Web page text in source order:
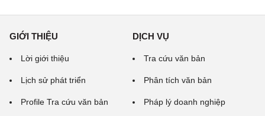
GIỚI THIỆU
Lời giới thiệu
Lịch sử phát triển
Profile Tra cứu văn bản
DỊCH VỤ
Tra cứu văn bản
Phân tích văn bản
Pháp lý doanh nghiệp